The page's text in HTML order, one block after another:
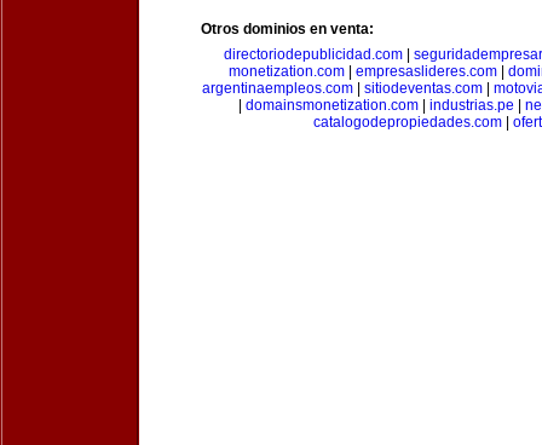
Otros dominios en venta:
directoriodepublicidad.com|
monetization.com
empresaslideres.com
argentinaempleos.com
sitiodeventas.com
domainsmonetization.com| industrias.pe
catalogodepropiedades.com